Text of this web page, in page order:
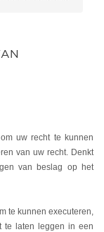
uw recht te kunnen
van uw recht. Denkt
van beslag op het
te kunnen executeren,
te laten leggen in een